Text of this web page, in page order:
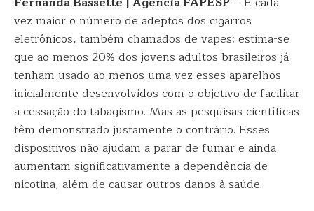
vez maior o número de adeptos dos cigarros
eletrônicos, também chamados de vapes: estima-se
que ao menos 20% dos jovens adultos brasileiros já
tenham usado ao menos uma vez esses aparelhos
inicialmente desenvolvidos com o objetivo de facilitar
a cessação do tabagismo. Mas as pesquisas científicas
têm demonstrado justamente o contrário. Esses
dispositivos não ajudam a parar de fumar e ainda
aumentam significativamente a dependência de
nicotina, além de causar outros danos à saúde.